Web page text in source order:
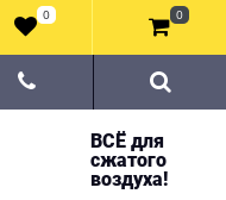
ВСЁ для
сжатого
воздуха!
0 0